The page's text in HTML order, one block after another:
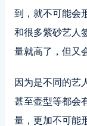
到，就不可能会
和很多紫砂艺人
量就高了，但又
因为是不同的艺
甚至壶型等都会
量，更加不可能